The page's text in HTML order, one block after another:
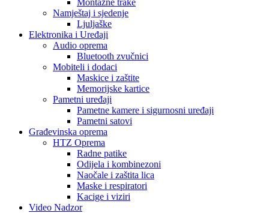
Montažne trake
Namještaj i sjedenje
Ljuljaške
Elektronika i Uređaji
Audio oprema
Bluetooth zvučnici
Mobiteli i dodaci
Maskice i zaštite
Memorijske kartice
Pametni uređaji
Pametne kamere i sigurnosni uređaji
Pametni satovi
Građevinska oprema
HTZ Oprema
Radne patike
Odijela i kombinezoni
Naočale i zaštita lica
Maske i respiratori
Kacige i viziri
Video Nadzor